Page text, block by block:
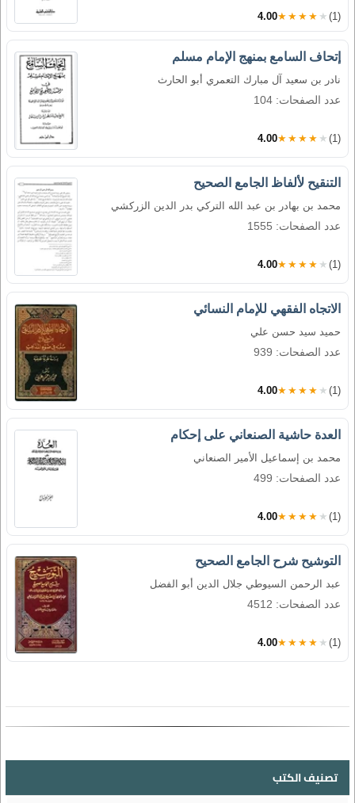
4.00★★★★★ (1)
إتحاف السامع بمنهج الإمام مسلم
نادر بن سعيد آل مبارك التعمري أبو الحارث
عدد الصفحات: 104
4.00★★★★★ (1)
التنقيح لألفاظ الجامع الصحيح
محمد بن بهادر بن عبد الله التركي بدر الدين الزركشي
عدد الصفحات: 1555
4.00★★★★★ (1)
الاتجاه الفقهي للإمام النسائي
حميد سيد حسن علي
عدد الصفحات: 939
4.00★★★★★ (1)
العدة حاشية الصنعاني على إحكام
محمد بن إسماعيل الأمير الصنعاني
عدد الصفحات: 499
4.00★★★★★ (1)
التوشيح شرح الجامع الصحيح
عبد الرحمن السيوطي جلال الدين أبو الفضل
عدد الصفحات: 4512
4.00★★★★★ (1)
تصنيف الكتب